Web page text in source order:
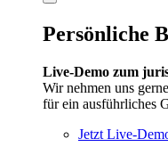
Persönliche
Live-Demo zum
Wir nehmen uns
für ein ausführliches
Jetzt Live-